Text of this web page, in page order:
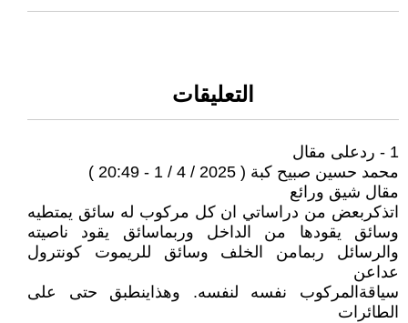
التعليقات
1 - ردعلى مقال
محمد حسين صبيح كبة ( 2025 / 4 / 1 - 20:49 )
مقال شيق ورائع
اتذكربعض من دراساتي ان كل مركوب له سائق يمتطيه
وسائق يقودها من الداخل وربماسائق يقود ناصيته
والرسائل ربمامن الخلف وسائق للريموت كونترول
عداعن
سياقةالمركوب نفسه لنفسه. وهذاينطبق حتى على
الطائرات